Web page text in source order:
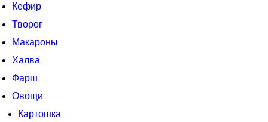
Кефир
Творог
Макароны
Халва
Фарш
Овощи
Картошка